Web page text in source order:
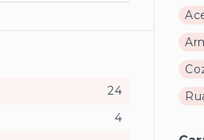
24
4